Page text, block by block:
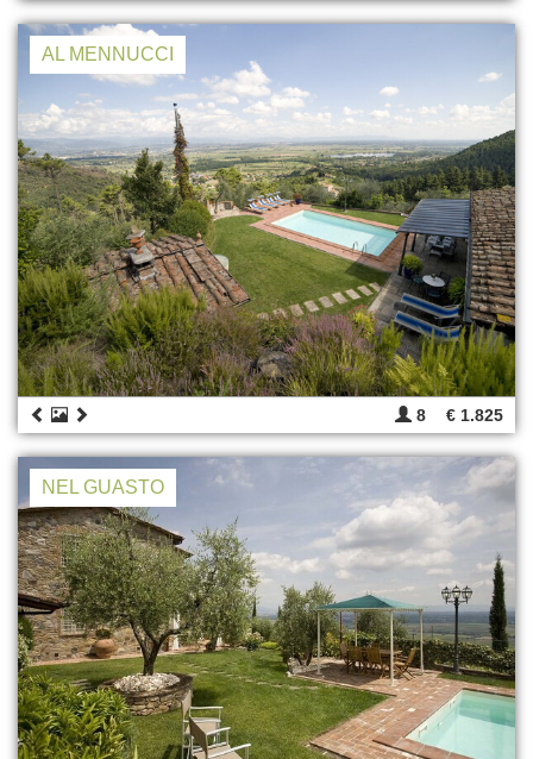
AL MENNUCCI
8 € 1.825
NEL GUASTO